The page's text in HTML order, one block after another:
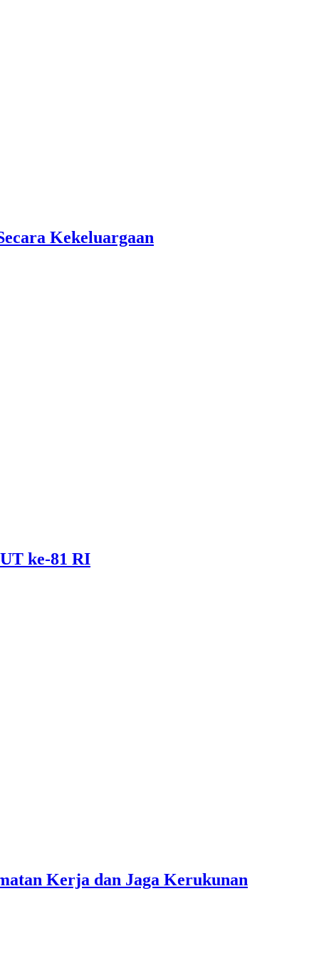
Kekeluargaan
ke-81 RI
Kerja dan Jaga Kerukunan